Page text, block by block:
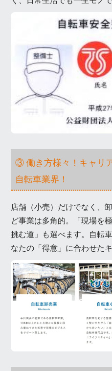
③ 働き方様々！キャリ
自転車業界！
店舗（小売）だけでなく、
ど事業は多角的。「現場を
挑む道」も選べます。自転
なたの「得意」に合わせた